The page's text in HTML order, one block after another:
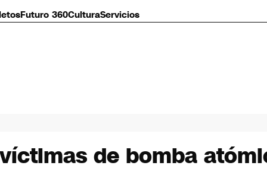
Futuro 360CulturaServicios
de bomba